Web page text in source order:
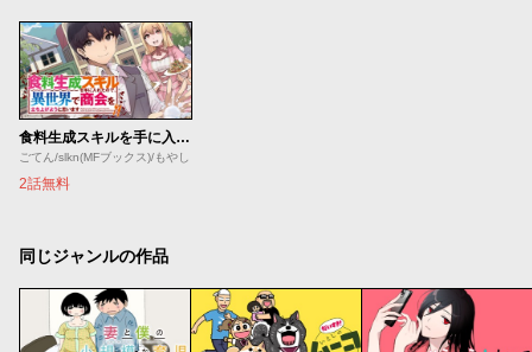
食料生成スキルを手に入れたので、異世界で商会を立ち上げようと思います
ごてん/slkn(MFブックス)/もやし
2話無料
同じジャンルの作品